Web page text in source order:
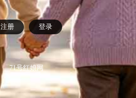
注册 登录
71号红娘网